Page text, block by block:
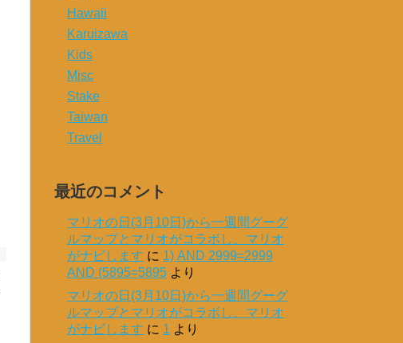
Hawaii
Karuizawa
Kids
Misc
Stake
Taiwan
Travel
最近のコメント
マリオの日(3月10日)から一週間グーグ
ルマップとマリオがコラボし、マリオ
がナビします に 1) AND 2999=2999
AND (5895=5895 より
マリオの日(3月10日)から一週間グーグ
ルマップとマリオがコラボし、マリオ
がナビします に 1 より